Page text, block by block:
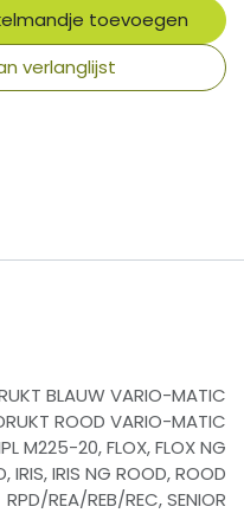
toevoegen
verlanglijst
BLAUW VARIO-MATIC
ROOD VARIO-MATIC
M225-20,FLOX,FLOX NG
,IRIS,IRIS NG ROOD,ROOD
RPD/REA/REB/REC,SENIOR